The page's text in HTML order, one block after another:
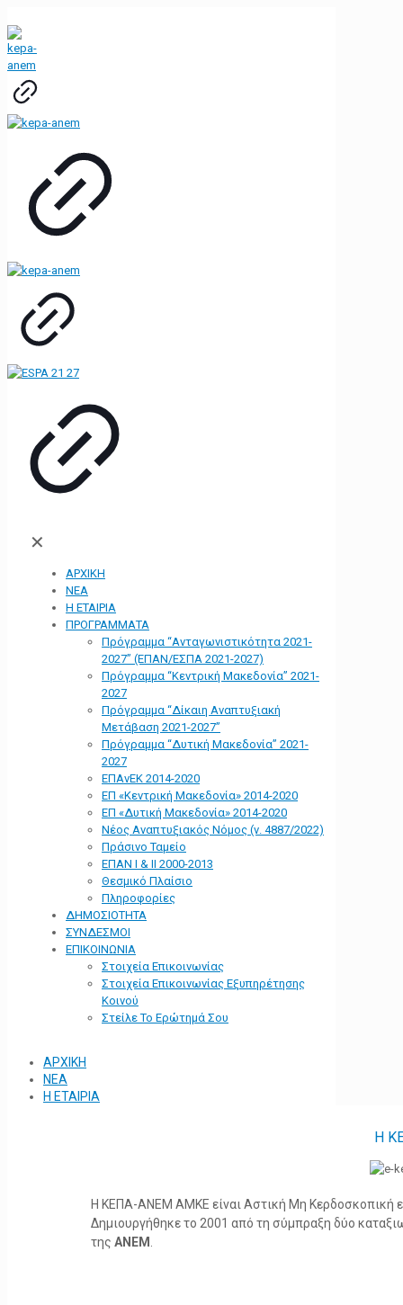
✕
ΑΡΧΙΚΗ
ΝΕΑ
Η ΕΤΑΙΡΙΑ
ΠΡΟΓΡΑΜΜΑΤΑ
Πρόγραμμα “Ανταγωνιστικότητα 2021-
2027” (ΕΠΑΝ/ΕΣΠΑ 2021-2027)
Πρόγραμμα “Κεντρική Μακεδονία” 2021-
2027
Πρόγραμμα “Δίκαιη Αναπτυξιακή
Μετάβαση 2021-2027”
Πρόγραμμα “Δυτική Μακεδονία” 2021-
2027
ΕΠΑνΕΚ 2014-2020
ΕΠ «Kεντρική Μακεδονία» 2014-2020
ΕΠ «Δυτική Μακεδονία» 2014-2020
Νέος Αναπτυξιακός Νόμος (ν. 4887/2022)
Πράσινο Ταμείο
ΕΠΑΝ Ι & ΙΙ 2000-2013
Θεσμικό Πλαίσιο
Πληροφορίες
ΔΗΜΟΣΙΟΤΗΤΑ
ΣΥΝΔΕΣΜΟΙ
ΕΠΙΚΟΙΝΩΝΙΑ
Στοιχεία Επικοινωνίας
Στοιχεία Επικοινωνίας Εξυπηρέτησης
Κοινού
Στείλε Το Ερώτημά Σου
ΑΡΧΙΚΗ
ΝΕΑ
Η ΕΤΑΙΡΙΑ
Η
Η ΚΕΠΑ-ΑΝΕΜ ΑΜΚΕ είναι Αστική Μη Κερδοσκοπική
Δημιουργήθηκε το 2001 από τη σύμπραξη δύο
της ΑΝΕΜ